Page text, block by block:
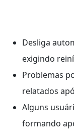
Desliga
exigindo
Problemas
relatados
Alguns
formando